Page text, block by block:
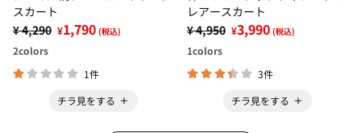
スカート
¥ 4,290 ¥1,790 (税込)
2colors
1件
チラ見をする
レアースカート
¥ 4,950 ¥3,990 (税込)
1colors
3件
チラ見をする